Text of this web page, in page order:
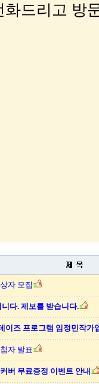
화드리고 방
자 모집
다. 제보를 받습니다.
이즈 프로그램 임정민작가
자 발표
버 무료증정 이벤트 안내